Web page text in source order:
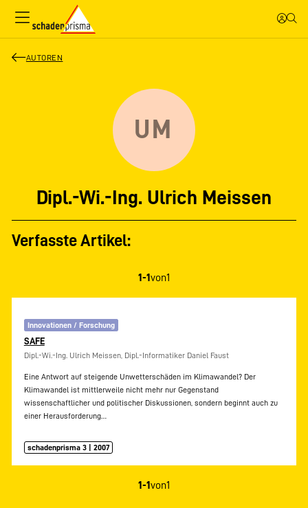
AUTOREN
UM
Dipl.-Wi.-Ing. Ulrich Meissen
Verfasste Artikel:
1-1von1
Innovationen / Forschung
SAFE
Dipl.-Wi.-Ing. Ulrich Meissen, Dipl.-Informatiker Daniel Faust
Eine Antwort auf steigende Unwetterschäden im Klimawandel? Der
Klimawandel ist mittlerweile nicht mehr nur Gegenstand
wissenschaftlicher und politischer Diskussionen, sondern beginnt auch zu
einer Herausforderung…
schadenprisma 3 | 2007
1-1von1